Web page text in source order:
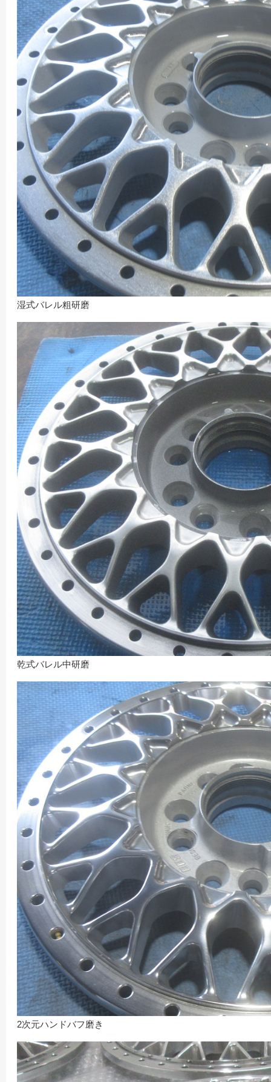
湿式バレル粗研磨
乾式バレル中研磨
2次元ハンドバフ磨き